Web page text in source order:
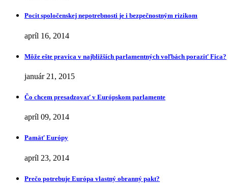
Pocit spoločenskej nepotrebnosti je i bezpečnostným rizikom
apríl 16, 2014
Môže ešte pravica v najbližších parlamentných voľbách poraziť Fica?
január 21, 2015
Čo chcem presadzovať v Európskom parlamente
apríl 09, 2014
Pamäť Európy
apríl 23, 2014
Prečo potrebuje Európa vlastný obranný pakt?